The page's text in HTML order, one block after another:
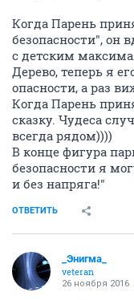
Когда Парень
безопасности", он
с детским
Дерево, теперь я
опасности, а раз
Когда Парень
сказку. Чудеса
всегда рядом))))
В конце фигура
безопасности я
и без напряга!"
ОТВЕТИТЬ
_Энигма_
veteran
26 ноября 2016